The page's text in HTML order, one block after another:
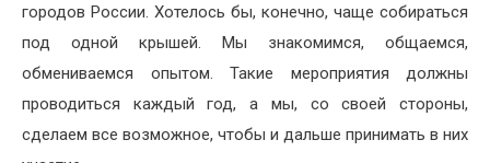
городов России. Хотелось бы, конечно, чаще собираться
под одной крышей. Мы знакомимся, общаемся,
обмениваемся опытом. Такие мероприятия должны
проводиться каждый год, а мы, со своей стороны,
сделаем все возможное, чтобы и дальше принимать в них